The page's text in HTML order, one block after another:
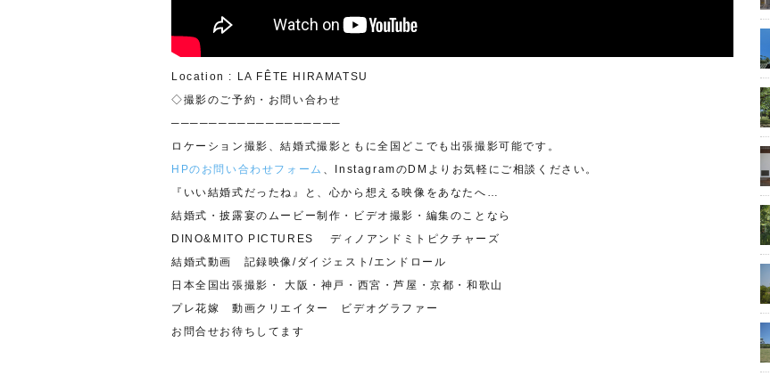
Location : LA FÊTE HIRAMATSU
◇撮影のご予約・お問い合わせ
──────────────────
ロケーション撮影、結婚式撮影ともに全国どこでも出張撮影可能です。
HPのお問い合わせフォーム 、InstagramのDMよりお気軽にご相談ください。
『いい結婚式だったね』と、心から想える映像をあなたへ…
結婚式・披露宴のムービー制作・ビデオ撮影・編集のことなら
DINO&MITO PICTURES ディノアンドミトピクチャーズ
結婚式動画 記録映像/ダイジェスト/エンドロール
日本全国出張撮影・ 大阪・神戸・西宮・芦屋・京都・和歌山
プレ花嫁 動画クリエイター ビデオグラファー
お問合せお待ちしてます